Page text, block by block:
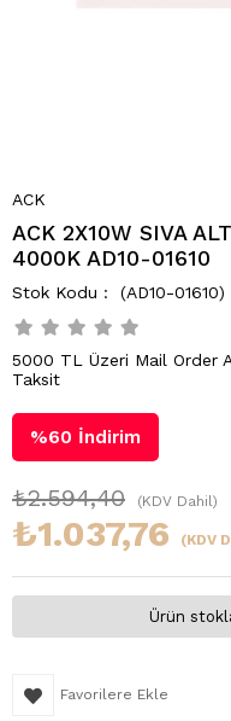
ACK
ACK 2X10W SIVA
4000K AD10-01610
(AD10-01610)
5000 TL Üzeri Mail Order
Taksit
%60 İndirim
₺2.594,40 (KDV Dahil)
₺1.037,76 (KDV
Ürün
Favorilere Ekle